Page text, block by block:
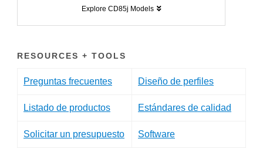
Explore CD85j Models
RESOURCES + TOOLS
Preguntas frecuentes Diseño de perfiles
Listado de productos Estándares de calidad
Solicitar un presupuesto Software